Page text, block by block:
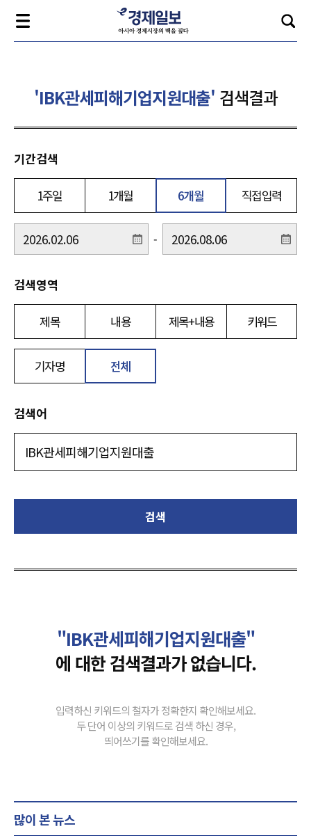
'IBK관세피해기업지원대출' 검색결과
기간검색
1주일 1개월 6개월 직접입력
-
검색영역
제목 내용 제목+내용 키워드
기자명 전체
검색어
검색
"IBK관세피해기업지원대출"
에 대한 검색결과가 없습니다.
입력하신 키워드의 철자가 정확한지 확인해보세요.
두 단어 이상의 키워드로 검색 하신 경우,
띄어쓰기를 확인해보세요.
많이 본 뉴스